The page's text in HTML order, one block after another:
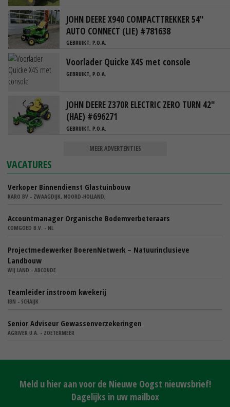
JOHN DEERE X940 COMPACTTREKKER 54"
AUTO CONNECT (LIE) #781638
GEBRUIKT, P.O.A.
Voorlader Quicke X4S met console
GEBRUIKT, P.O.A.
JOHN DEERE Z370R ELECTRIC ZERO TURN 42"
(HAE) #696271
GEBRUIKT, P.O.A.
MEER ADVERTENTIES
VACATURES
Verkoper Binnendienst Glastuinbouw
KARO BV - ZWAAGDIJK, NOORD-HOLLAND,
Accountmanager Organische Bodemverbeteraars
COMGOED B.V. - NL
Projectmedewerker BoerenNetwerk – Natuurinclusieve
Landbouw
WIJ.LAND - ABCOUDE
Teamleider instroom kwekerij
IBN - SCHAIJK
Senior Adviseur Gewassenverzekeringen
AGRIVER U.A. - ZOETERMEER
Meld u hier aan voor de Nieuwe Oogst nieuwsbrief!
Dagelijks in uw mailbox